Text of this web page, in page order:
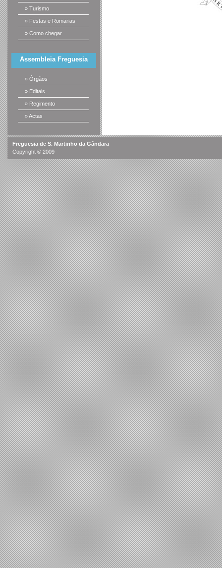
» Turismo
» Festas e Romarias
» Como chegar
Assembleia Freguesia
» Órgãos
» Editais
» Regimento
» Actas
Freguesia de S. Martinho da Gândara
Copyright © 2009